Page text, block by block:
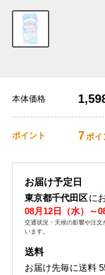
本体価格
ポイント 7ポイ
お届け予定日
東京都千代田区に
08月12日（水）～
交通状況・天候の影響や注
います。
送料
お届け先毎に送料